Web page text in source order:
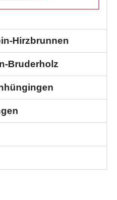
Hirzbrunnen
Bruderholz